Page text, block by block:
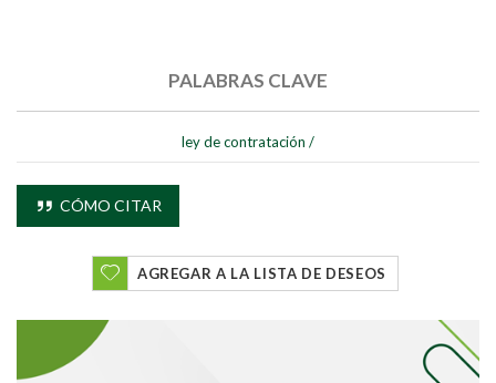
Buscar
PALABRAS CLAVE
ley de contratación /
CÓMO CITAR
AGREGAR A LA LISTA DE DESEOS